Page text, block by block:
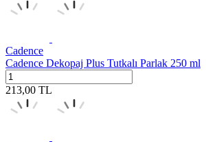
Cadence
Cadence Dekopaj Plus Tutkalı Parlak 250 ml
213,00 TL